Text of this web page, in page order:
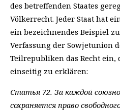
des betreffenden Staates
Völkerrecht. Jeder Staat hat
ein bezeichnendes Beispiel
Verfassung der Sowjetunion
Teilrepubliken das Recht
einseitig zu erklären:
Статья 72. За каждой
сохраняется право